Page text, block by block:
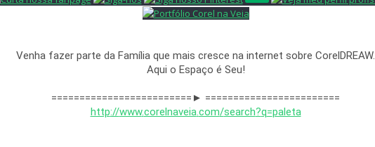
Venha fazer parte da Família que mais cresce na internet sobre CorelDREAW.
Aqui o Espaço é Seu!
http://www.corelnaveia.com/search?q=paleta